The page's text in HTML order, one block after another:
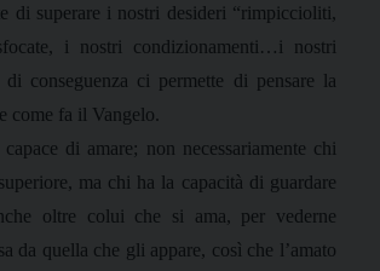
di superare i nostri desideri “rimpiccioliti,
i nostri condizionamenti…i nostri
conseguenza ci permette di pensare la
come fa il Vangelo.
di amare; non necessariamente chi
ma chi ha la capacità di guardare
oltre colui che si ama, per vederne
da quella che gli appare, così che l’amato